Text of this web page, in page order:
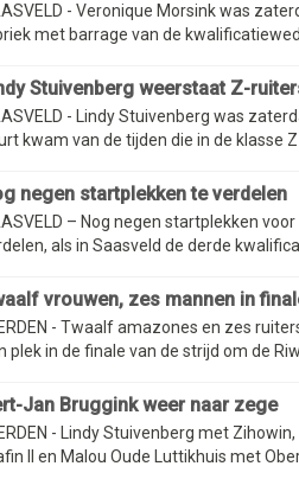
- Veronique Morsink was
met barrage van de
Stuivenberg weerstaat Z-
- Lindy Stuivenberg was
kwam van de tijden die in de klasse
negen startplekken te verdelen
– Nog negen startplekken
als in Saasveld de derde
vrouwen, zes mannen in
- Twaalf amazones en zes
plek in de finale van de strijd om de
Jan Bruggink weer naar zege
- Lindy Stuivenberg met
II en Malou Oude Luttikhuis met